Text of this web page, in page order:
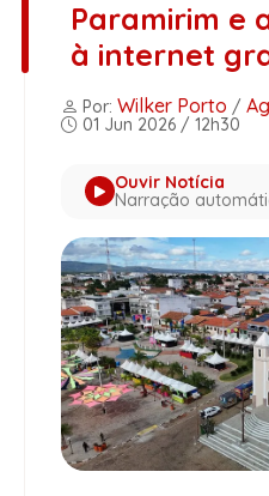
Paramirim e
à internet
Por: Wilker Porto /
01 Jun 2026 / 12h30
Ouvir Notícia
Narração